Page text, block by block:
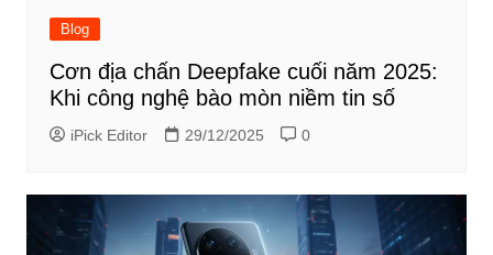
Blog
Cơn địa chấn Deepfake cuối năm 2025:
Khi công nghệ bào mòn niềm tin số
iPick Editor 29/12/2025 0